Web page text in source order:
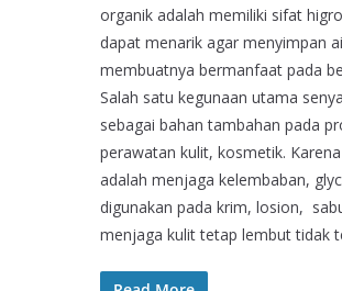
organik adalah memiliki sifat
dapat menarik agar menyimpan
membuatnya bermanfaat pada
Salah satu kegunaan utama
sebagai bahan tambahan pada
perawatan kulit, kosmetik.
adalah menjaga kelembaban,
digunakan pada krim, losion,
menjaga kulit tetap lembut tidak